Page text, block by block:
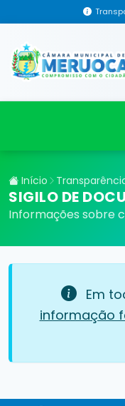
Início
SIGILO DE
Informações sobre
Em
informação